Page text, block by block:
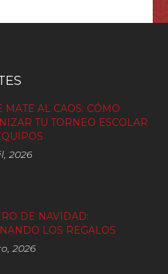
MATE AL CAOS: CÓMO
TU TORNEO ESCOLAR
2026
DE NAVIDAD:
LOS REGALOS
2026